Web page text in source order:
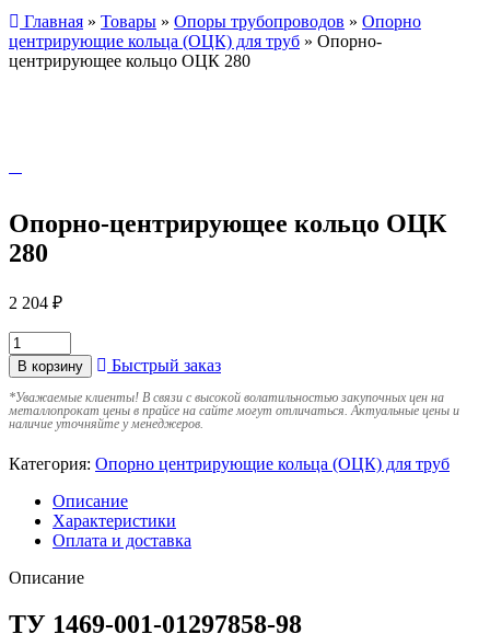
Главная » Товары » Опоры трубопроводов » Опорно
центрирующие кольца (ОЦК) для труб » Опорно-
центрирующее кольцо ОЦК 280
Опорно-центрирующее кольцо ОЦК
280
2 204 ₽
В корзину Быстрый заказ
*Уважаемые клиенты! В связи с высокой волатильностью закупочных цен на
металлопрокат цены в прайсе на сайте могут отличаться. Актуальные цены и
наличие уточняйте у менеджеров.
Категория: Опорно центрирующие кольца (ОЦК) для труб
Описание
Характеристики
Оплата и доставка
Описание
ТУ 1469-001-01297858-98